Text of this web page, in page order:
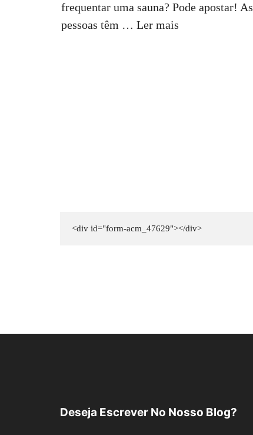
frequentar uma sauna? Pode apostar! As
pessoas têm … Ler mais
<div id="form-acm_47629"></div>
Deseja Escrever No Nosso Blog?